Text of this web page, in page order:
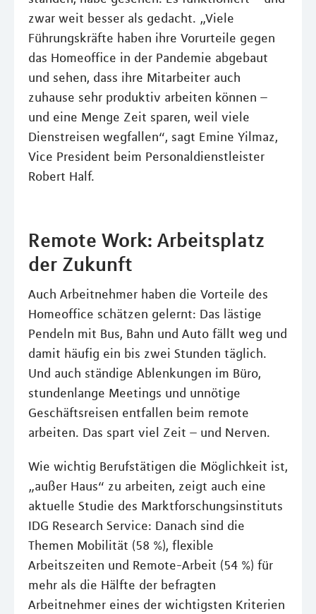
zwar weit besser als gedacht. „Viele
Führungskräfte haben ihre Vorurteile gegen
das Homeoffice in der Pandemie abgebaut
und sehen, dass ihre Mitarbeiter auch
zuhause sehr produktiv arbeiten können –
und eine Menge Zeit sparen, weil viele
Dienstreisen wegfallen“, sagt Emine Yilmaz,
Vice President beim Personaldienstleister
Robert Half.
Remote Work: Arbeitsplatz
der Zukunft
Auch Arbeitnehmer haben die Vorteile des
Homeoffice schätzen gelernt: Das lästige
Pendeln mit Bus, Bahn und Auto fällt weg und
damit häufig ein bis zwei Stunden täglich.
Und auch ständige Ablenkungen im Büro,
stundenlange Meetings und unnötige
Geschäftsreisen entfallen beim remote
arbeiten. Das spart viel Zeit – und Nerven.
Wie wichtig Berufstätigen die Möglichkeit ist,
„außer Haus“ zu arbeiten, zeigt auch eine
aktuelle Studie des Marktforschungsinstituts
IDG Research Service: Danach sind die
Themen Mobilität (58 %), flexible
Arbeitszeiten und Remote-Arbeit (54 %) für
mehr als die Hälfte der befragten
Arbeitnehmer eines der wichtigsten Kriterien